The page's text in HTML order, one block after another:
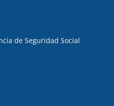
de Seguridad Social